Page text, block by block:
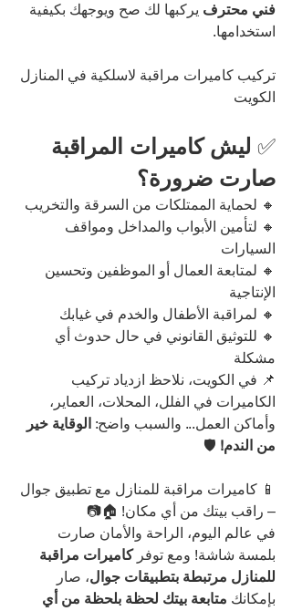
فني محترف يركبها لك صح ويوجهك بكيفية
استخدامها.
تركيب كاميرات مراقبة لاسلكية في المنازل
الكويت
✅ ليش كاميرات المراقبة
صارت ضرورة؟
🔸 لحماية الممتلكات من السرقة والتخريب
🔸 لتأمين الأبواب والمداخل ومواقف
السيارات
🔸 لمتابعة العمال أو الموظفين وتحسين
الإنتاجية
🔸 لمراقبة الأطفال والخدم في غيابك
🔸 للتوثيق القانوني في حال حدوث أي
مشكلة
📌 في الكويت، نلاحظ ازدياد تركيب
الكاميرات في الفلل، المحلات، العماير،
وأماكن العمل... والسبب واضح: الوقاية خير
من الندم! 🛡️
📱 كاميرات مراقبة للمنازل مع تطبيق جوال
– راقب بيتك من أي مكان! 🏠📷
في عالم اليوم، الراحة والأمان صارت
بلمسة شاشة! ومع توفر كاميرات مراقبة
للمنازل مرتبطة بتطبيقات جوال، صار
بإمكانك متابعة بيتك لحظة بلحظة من أي